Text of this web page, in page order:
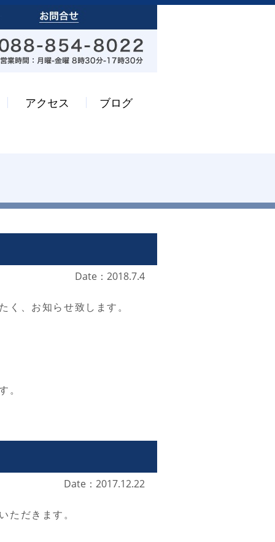
アクセス ブログ
Date：2018.7.4
く、お知らせ致します。
。
Date：2017.12.22
ただきます。